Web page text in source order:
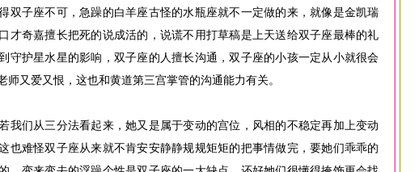
双子座不可，急躁的白羊座古怪的水瓶座就不一定做的来，就像是金凯瑞
才奇嘉擅长把死的说成活的，说谎不用打草稿是上天送给双子座最棒的礼
守护星水星的影响，双子座的人擅长沟通，双子座的小孩一定从小就很会
师又爱又恨，这也和黄道第三宫掌管的沟通能力有关。
我们从三分法看起来，她又是属于变动的宫位，风相的不稳定再加上变动
也难怪双子座从来就不肯安安静静规规矩矩的把事情做完，要她们乖乖的